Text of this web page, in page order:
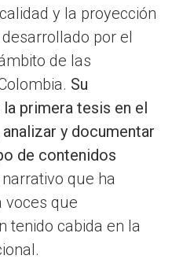
y la proyección
por el
de las
Su
primera tesis en el
y documentar
de contenidos
que ha
voces que
tenido cabida en la